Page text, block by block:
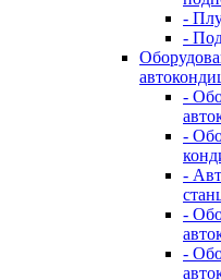
-
-
-
-
-
-
-